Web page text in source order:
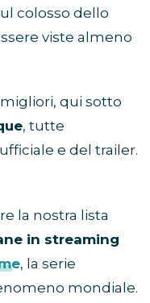
colosso dello
viste almeno
qui sotto
, tutte
e del trailer.
la nostra lista
in streaming
, la serie
mondiale.